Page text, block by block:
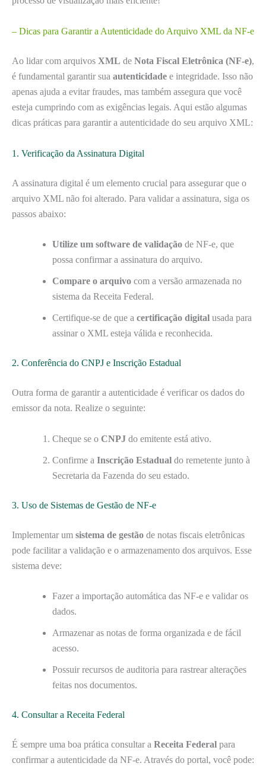
– Dicas para Garantir a Autenticidade do Arquivo XML da NF-e
Ao lidar com arquivos XML de Nota Fiscal Eletrônica (NF-e),
é fundamental garantir sua autenticidade e integridade. Isso não
apenas ajuda a evitar fraudes, mas também assegura que você
esteja cumprindo com as exigências legais. Aqui estão algumas
dicas práticas para garantir a autenticidade do seu arquivo XML:
1. Verificação da Assinatura Digital
A assinatura digital é um elemento crucial para assegurar que o
arquivo XML não foi alterado. Para validar a assinatura, siga os
passos abaixo:
Utilize um software de validação de NF-e, que
possa confirmar a assinatura do arquivo.
Compare o arquivo com a versão armazenada no
sistema da Receita Federal.
Certifique-se de que a certificação digital usada para
assinar o XML esteja válida e reconhecida.
2. Conferência do CNPJ e Inscrição Estadual
Outra forma de garantir a autenticidade é verificar os dados do
emissor da nota. Realize o seguinte:
Cheque se o CNPJ do emitente está ativo.
Confirme a Inscrição Estadual do remetente junto à
Secretaria da Fazenda do seu estado.
3. Uso de Sistemas de Gestão de NF-e
Implementar um sistema de gestão de notas fiscais eletrônicas
pode facilitar a validação e o armazenamento dos arquivos. Esse
sistema deve:
Fazer a importação automática das NF-e e validar os
dados.
Armazenar as notas de forma organizada e de fácil
acesso.
Possuir recursos de auditoria para rastrear alterações
feitas nos documentos.
4. Consultar a Receita Federal
É sempre uma boa prática consultar a Receita Federal para
confirmar a autenticidade da NF-e. Através do portal, você pode: